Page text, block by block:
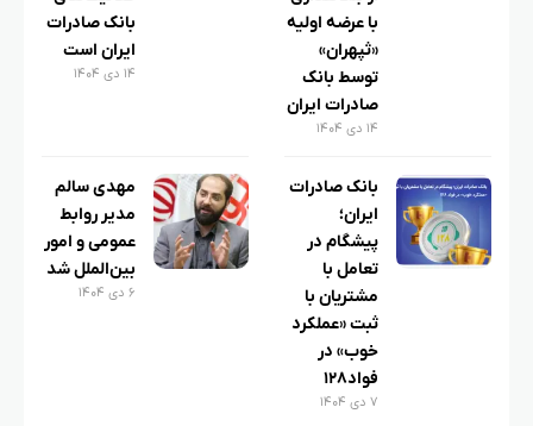
با عرضه اولیه
«ثپهران»
توسط بانک
صادرات ایران
۱۴ دی ۱۴۰۴
بانک صادرات
ایران است
۱۴ دی ۱۴۰۴
بانک صادرات
ایران؛
پیشگام در
تعامل با
مشتریان با
ثبت «عملکرد
خوب» در
فواد۱۲۸
۷ دی ۱۴۰۴
مهدی سالم
مدیر روابط
عمومی و امور
بین‌الملل شد
۶ دی ۱۴۰۴